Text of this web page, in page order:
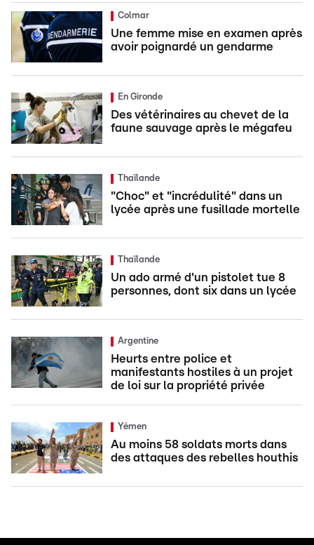
Colmar
Une femme mise en examen après
avoir poignardé un gendarme
En Gironde
Des vétérinaires au chevet de la
faune sauvage après le mégafeu
Thaïlande
"Choc" et "incrédulité" dans un
lycée après une fusillade mortelle
Thaïlande
Un ado armé d'un pistolet tue 8
personnes, dont six dans un lycée
Argentine
Heurts entre police et
manifestants hostiles à un projet
de loi sur la propriété privée
Yémen
Au moins 58 soldats morts dans
des attaques des rebelles houthis